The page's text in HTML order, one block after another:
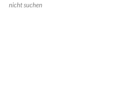
nicht suchen